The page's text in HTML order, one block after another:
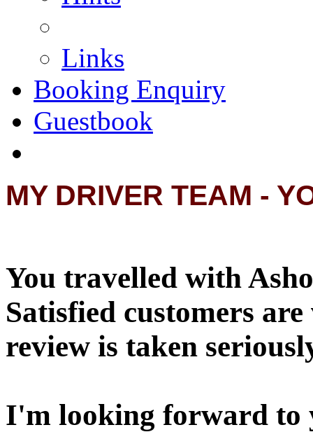
Links
Booking Enquiry
Guestbook
MY DRIVER TEAM -
You travelled with
Satisfied customers
review is taken
I'm looking forward to